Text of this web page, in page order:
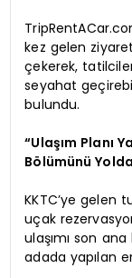
kez gelen
çekerek,
seyahat
bulundu.
“Ulaşım Planı
Bölümünü
KKTC’ye gelen
uçak
ulaşımı son
adada yapılan